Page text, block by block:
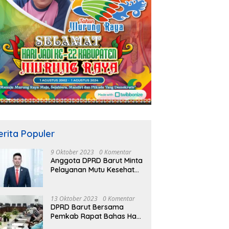
Populer
9 Oktober 2023 0 Komentar
Anggota DPRD Barut Minta
Pelayanan Mutu Kesehatan
13 Oktober 2023 0 Komentar
DPRD Barut Bersama
Pemkab Rapat Bahas Hasil